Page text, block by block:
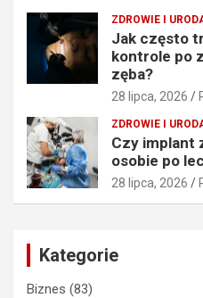
ZDROWIE I
Jak często
kontrole po
zęba?
28 lipca, 2026
ZDROWIE I
Czy implant
osobie po
28 lipca, 2026
Kategorie
Biznes (83)